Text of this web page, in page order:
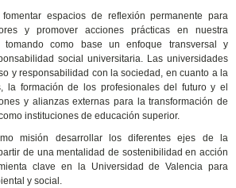
fomentar espacios de reflexión permanente para
y promover acciones prácticas en nuestra
tomando como base un enfoque transversal y
social universitaria. Las universidades
y responsabilidad con la sociedad, en cuanto a la
la formación de los profesionales del futuro y el
y alianzas externas para la transformación de
instituciones de educación superior.
misión desarrollar los diferentes ejes de la
de una mentalidad de sostenibilidad en acción
clave en la Universidad de Valencia para
y social.